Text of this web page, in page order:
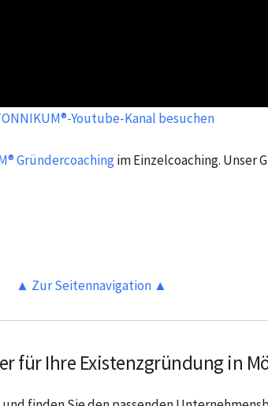
Youtube-Kanal besuchen
Gründercoachingim Einzelcoaching. Unser
▲ Zur Seitennavigation ▲
für Ihre Existenzgründung in